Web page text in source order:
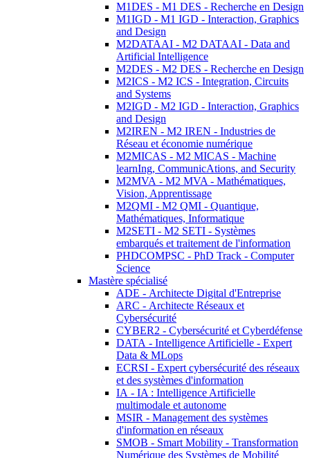
M1DES - M1 DES - Recherche en Design
M1IGD - M1 IGD - Interaction, Graphics
and Design
M2DATAAI - M2 DATAAI - Data and
Artificial Intelligence
M2DES - M2 DES - Recherche en Design
M2ICS - M2 ICS - Integration, Circuits
and Systems
M2IGD - M2 IGD - Interaction, Graphics
and Design
M2IREN - M2 IREN - Industries de
Réseau et économie numérique
M2MICAS - M2 MICAS - Machine
learnIng, CommunicAtions, and Security
M2MVA - M2 MVA - Mathématiques,
Vision, Apprentissage
M2QMI - M2 QMI - Quantique,
Mathématiques, Informatique
M2SETI - M2 SETI - Systèmes
embarqués et traitement de l'information
PHDCOMPSC - PhD Track - Computer
Science
Mastère spécialisé
ADE - Architecte Digital d'Entreprise
ARC - Architecte Réseaux et
Cybersécurité
CYBER2 - Cybersécurité et Cyberdéfense
DATA - Intelligence Artificielle - Expert
Data & MLops
ECRSI - Expert cybersécurité des réseaux
et des systèmes d'information
IA - IA : Intelligence Artificielle
multimodale et autonome
MSIR - Management des systèmes
d'information en réseaux
SMOB - Smart Mobility - Transformation
Numérique des Systèmes de Mobilité